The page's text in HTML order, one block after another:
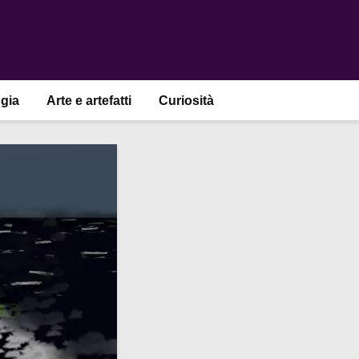
Arte e artefatti Curiosità